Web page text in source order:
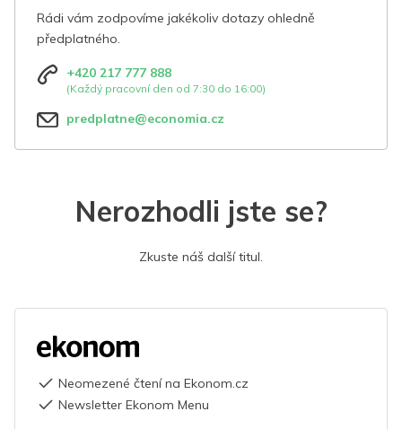
Rádi vám zodpovíme jakékoliv dotazy ohledně
předplatného.
+420 217 777 888
(Každý pracovní den od 7:30 do 16:00)
predplatne@economia.cz
Nerozhodli jste se?
Zkuste náš další titul.
Neomezené čtení na Ekonom.cz
Newsletter Ekonom Menu